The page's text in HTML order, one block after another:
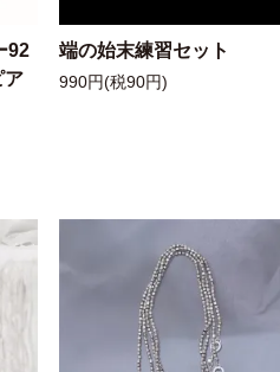
92
ア
端の始末練習セット
990円(税90円)